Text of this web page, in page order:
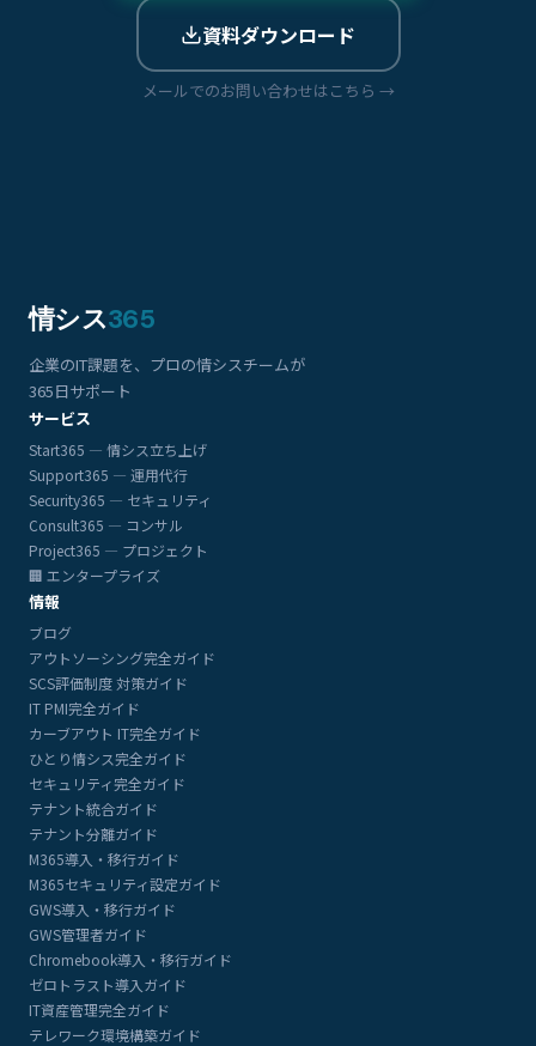
資料ダウンロード
メールでのお問い合わせはこちら →
情シス365
企業のIT課題を、プロの情シスチームが
365日サポート
サービス
Start365 — 情シス立ち上げ
Support365 — 運用代行
Security365 — セキュリティ
Consult365 — コンサル
Project365 — プロジェクト
🏢 エンタープライズ
情報
ブログ
アウトソーシング完全ガイド
SCS評価制度 対策ガイド
IT PMI完全ガイド
カーブアウト IT完全ガイド
ひとり情シス完全ガイド
セキュリティ完全ガイド
テナント統合ガイド
テナント分離ガイド
M365導入・移行ガイド
M365セキュリティ設定ガイド
GWS導入・移行ガイド
GWS管理者ガイド
Chromebook導入・移行ガイド
ゼロトラスト導入ガイド
IT資産管理完全ガイド
テレワーク環境構築ガイド